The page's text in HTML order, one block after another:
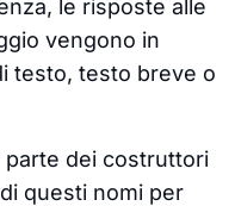
le risposte alle
vengono in
testo, testo breve o
parte dei costruttori
questi nomi per